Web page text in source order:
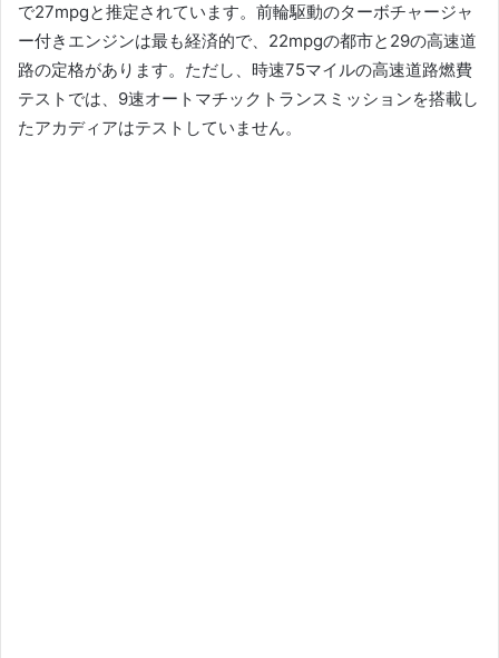
で27mpgと推定されています。 前輪駆動のターボチャージャ
ー付きエンジンは最も経済的で、22mpgの都市と29の高速道
路の定格があります。 ただし、時速75マイルの高速道路燃費
テストでは、9速オートマチックトランスミッションを搭載し
たアカディアはテストしていません。